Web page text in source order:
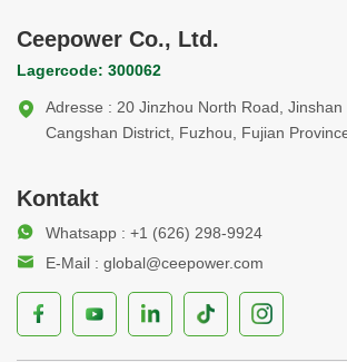
Ceepower Co., Ltd.
Lagercode: 300062
Adresse : 20 Jinzhou North Road, Jinshan
Cangshan District, Fuzhou, Fujian
Kontakt
Whatsapp : +1 (626) 298-9924
E-Mail : global@ceepower.com